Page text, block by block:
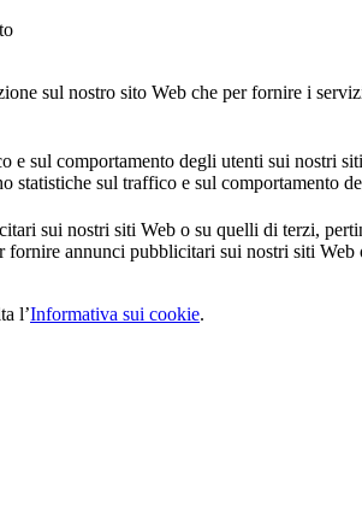
sul nostro sito Web che per fornire i
e sul comportamento degli utenti sui nostri
statistiche sul traffico e sul comportamento
sui nostri siti Web o su quelli di terzi,
fornire annunci pubblicitari sui nostri siti
l’Informativa sui cookie.